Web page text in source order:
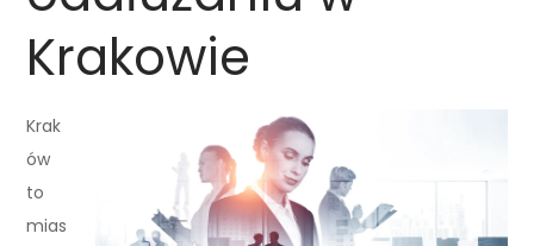
Krakowie
Krak
ów
to
mias